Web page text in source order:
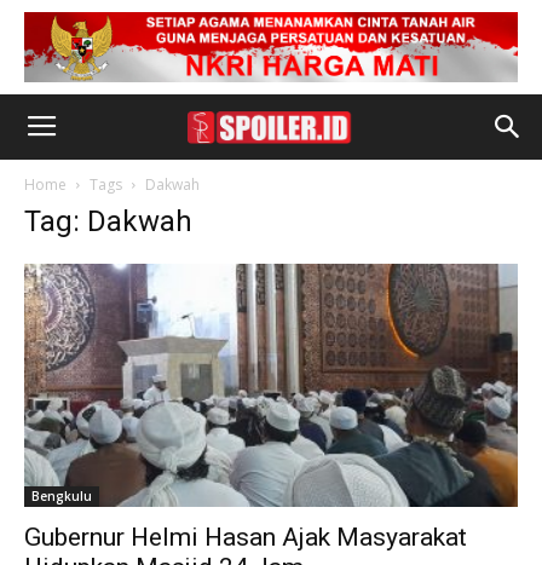
Home Tags Dakwah
Tag: Dakwah
Bengkulu
Gubernur Helmi Hasan Ajak Masyarakat